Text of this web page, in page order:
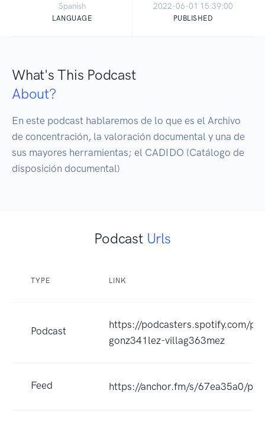
Spanish
LANGUAGE
2022-06-01 15:39:00
PUBLISHED
What's This Podcast
About?
En este podcast hablaremos de lo que es el Archivo
de concentración, la valoración documental y una de
sus mayores herramientas; el CADIDO (Catálogo de
disposición documental)
Podcast Urls
TYPE LINK
Podcast
https://podcasters.spotify.com/
gonz341lez-villag363mez
Feed https://anchor.fm/s/67ea35a0/